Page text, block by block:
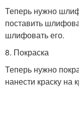
Теперь нужно
поставить
шлифовать его.
8. Покраска
Теперь нужно
нанести краску на